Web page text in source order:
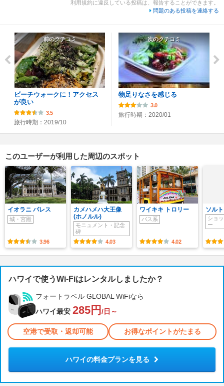
利用規約に違反している投稿は、報告することができます。
問題のある投稿を連絡する
前のクチコミ
ビーチウォークに！アクセス
が良い
3.5
旅行時期：2019/10
次のクチコミ
物足りなさを感じる
3.0
旅行時期：2020/01
このユーザーが利用した周辺のスポット
イオラニ パレス
城・宮殿
3.96
カメハメハ大王像
(ホノルル)
モニュメント・記念
碑
4.03
ワイキキ トロリー
バス系
4.02
ソル
ショ
ー
ハワイで使うWi-Fiはレンタルしましたか？
フォートラベル GLOBAL WiFiなら
ハワイ最安 285円 /日～
空港で受取・返却可能 お得なポイントがたまる
ハワイの料金プランを見る